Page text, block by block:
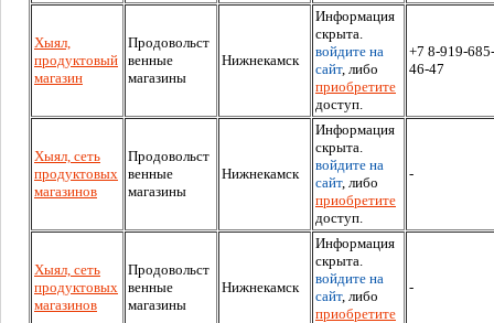
Хыял,
продуктовый
магазин
Продовольст
венные
магазины
Нижнекамск
Информация
скрыта.
войдите на
сайт, либо
приобретите
доступ.
+7 8-919-685-
46-47
Хыял, сеть
продуктовых
магазинов
Продовольст
венные
магазины
Нижнекамск
Информация
скрыта.
войдите на
сайт, либо
приобретите
доступ.
-
Хыял, сеть
продуктовых
магазинов
Продовольст
венные
магазины
Нижнекамск
Информация
скрыта.
войдите на
сайт, либо
приобретите
-